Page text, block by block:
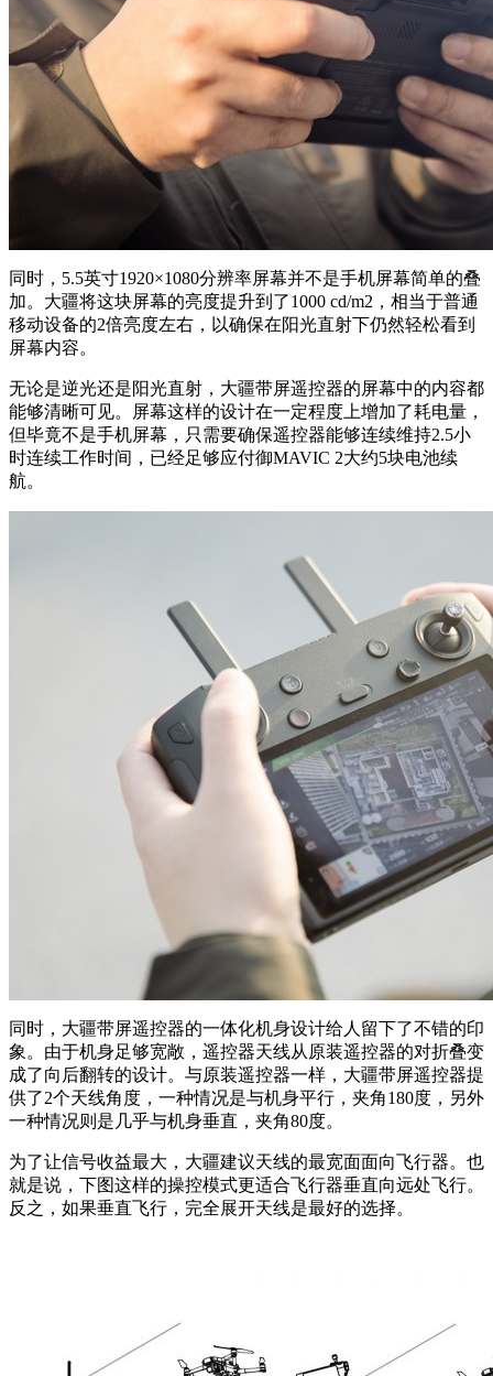
同时，5.5英寸1920×1080分辨率屏幕并不是手机屏幕简单的叠
加。大疆将这块屏幕的亮度提升到了1000 cd/m2，相当于普通
移动设备的2倍亮度左右，以确保在阳光直射下仍然轻松看到
屏幕内容。
无论是逆光还是阳光直射，大疆带屏遥控器的屏幕中的内容都
能够清晰可见。屏幕这样的设计在一定程度上增加了耗电量，
但毕竟不是手机屏幕，只需要确保遥控器能够连续维持2.5小
时连续工作时间，已经足够应付御MAVIC 2大约5块电池续
航。
同时，大疆带屏遥控器的一体化机身设计给人留下了不错的印
象。由于机身足够宽敞，遥控器天线从原装遥控器的对折叠变
成了向后翻转的设计。与原装遥控器一样，大疆带屏遥控器提
供了2个天线角度，一种情况是与机身平行，夹角180度，另外
一种情况则是几乎与机身垂直，夹角80度。
为了让信号收益最大，大疆建议天线的最宽面面向飞行器。也
就是说，下图这样的操控模式更适合飞行器垂直向远处飞行。
反之，如果垂直飞行，完全展开天线是最好的选择。